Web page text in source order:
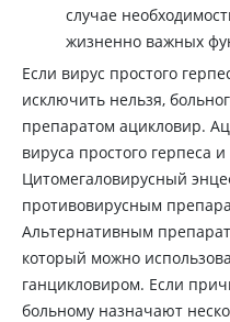
случае
жизненно важных
Если вирус простого
исключить нельзя,
препаратом ацикловир.
вируса простого герпеса
Цитомегаловирусный
противовирусным
Альтернативным
который можно
ганцикловиром. Если
больному назначают